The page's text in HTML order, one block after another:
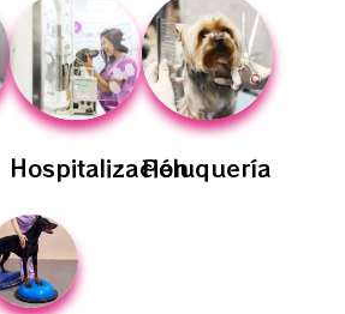
HospitalizaciónPeluquería